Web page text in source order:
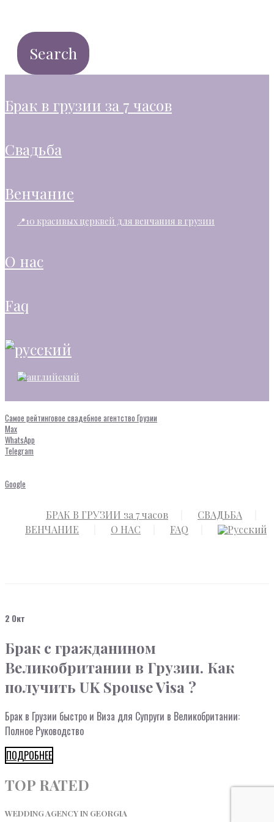
брак в грузии за 7 часов
свадьба
венчание
📍10 красивых церквей для венчания в грузии
о нас
faq
Самое рейтинговое свадебное агентство Грузии
Max
WhatsApp
Telegram
Google
БРАК В ГРУЗИИ за 7 часов
СВАДЬБА
ВЕНЧАНИЕ
О НАС FAQ
2 Окт
Брак c гражданином
Великобритании в Грузии. Как
получить UK Spouse Visa ?
Брак в Грузии быстро и Виза для Супруги в Великобритании:
Полное Руководство
ПОДРОБНЕЕ
TOP RATED
WEDDING AGENCY IN GEORGIA